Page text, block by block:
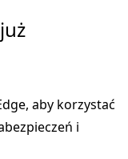
aby korzystać
i